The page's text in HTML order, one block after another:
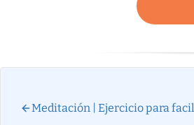
Meditación | Ejercicio para